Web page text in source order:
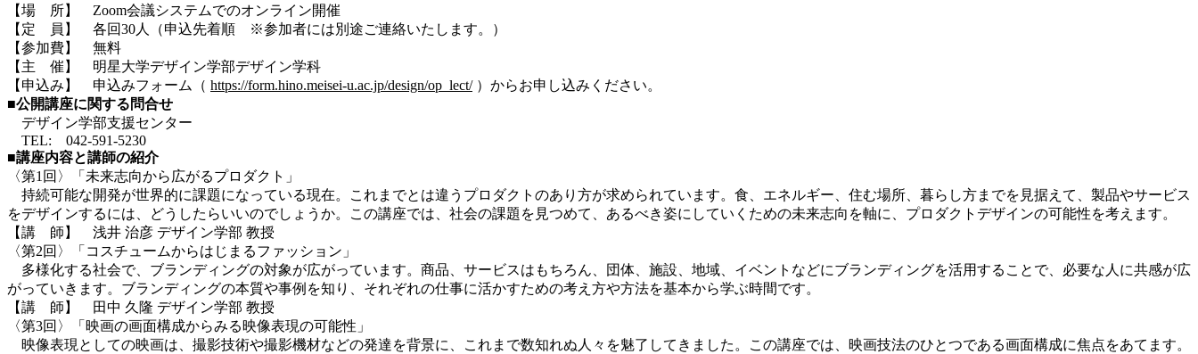
【場 所】 Zoom会議システムでのオンライン開催
【定 員】 各回30人（申込先着順 ※参加者には別途ご連絡いたします。）
【参加費】 無料
【主 催】 明星大学デザイン学部デザイン学科
【申込み】 申込みフォーム（ https://form.hino.meisei-u.ac.jp/design/op_lect/）からお申し込みください。
■公開講座に関する問合せ
デザイン学部支援センター
TEL: 042-591-5230
■講座内容と講師の紹介
〈第1回〉「未来志向から広がるプロダクト」
持続可能な開発が世界的に課題になっている現在。これまでとは違うプロダクトのあり方が求められています。食、エネルギー、住む場所、暮らし方までを見据えて、製品やサービス
をデザインするには、どうしたらいいのでしょうか。この講座では、社会の課題を見つめて、あるべき姿にしていくための未来志向を軸に、プロダクトデザインの可能性を考えます。
【講 師】 浅井 治彦 デザイン学部 教授
〈第2回〉「コスチュームからはじまるファッション」
多様化する社会で、ブランディングの対象が広がっています。商品、サービスはもちろん、団体、施設、地域、イベントなどにブランディングを活用することで、必要な人に共感が広
がっていきます。ブランディングの本質や事例を知り、それぞれの仕事に活かすための考え方や方法を基本から学ぶ時間です。
【講 師】 田中 久隆 デザイン学部 教授
〈第3回〉「映画の画面構成からみる映像表現の可能性」
映像表現としての映画は、撮影技術や撮影機材などの発達を背景に、これまで数知れぬ人々を魅了してきました。この講座では、映画技法のひとつである画面構成に焦点をあてます。